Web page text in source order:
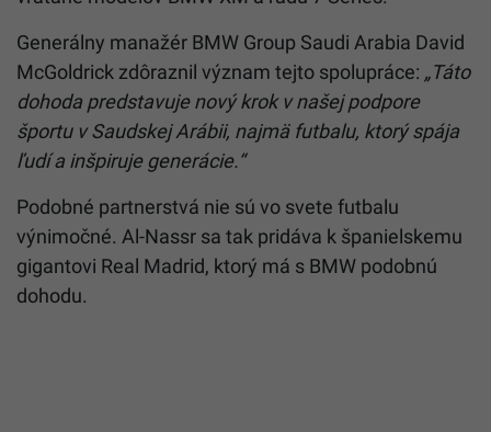
Generálny manažér BMW Group Saudi Arabia David
McGoldrick zdôraznil význam tejto spolupráce: „Táto
dohoda predstavuje nový krok v našej podpore
športu v Saudskej Arábii, najmä futbalu, ktorý spája
ľudí a inšpiruje generácie.“
Podobné partnerstvá nie sú vo svete futbalu
výnimočné. Al-Nassr sa tak pridáva k španielskemu
gigantovi Real Madrid, ktorý má s BMW podobnú
dohodu.